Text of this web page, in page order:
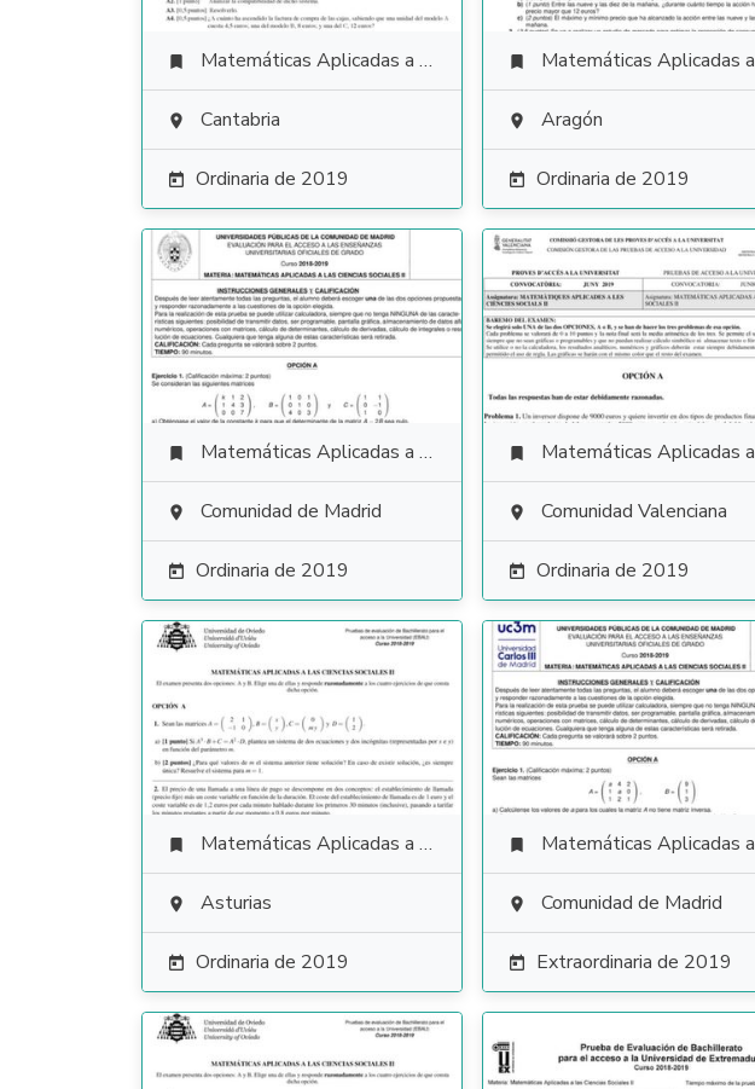
 Matemáticas Aplicadas a las Ciencias Sociales
 Cantabria
 Ordinaria de 2019
 Matemáticas Aplicadas a las Ciencias Sociales
 Aragón
 Ordinaria de 2019
 Matemáticas Aplicadas a las Ciencias Sociales
 Comunidad de Madrid
 Ordinaria de 2019
 Matemáticas Aplicadas a las Ciencias Sociales
 Comunidad Valenciana
 Ordinaria de 2019
 Matemáticas Aplicadas a las Ciencias Sociales
 Asturias
 Ordinaria de 2019
 Matemáticas Aplicadas a las Ciencias Sociales
 Comunidad de Madrid
 Extraordinaria de 2019